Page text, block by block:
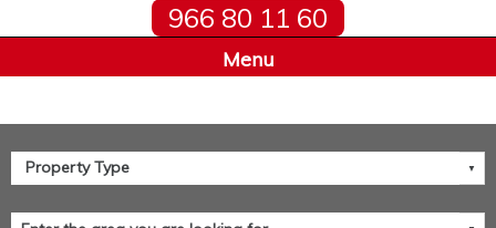
966 80 11 60
Home